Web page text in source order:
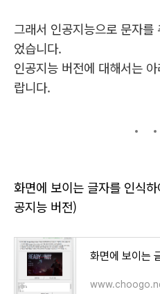
그래서 인공지능으로 문자
었습니다.
인공지능 버전에 대해서는
랍니다.
화면에 보이는 글자를 인식
공지능 버전)